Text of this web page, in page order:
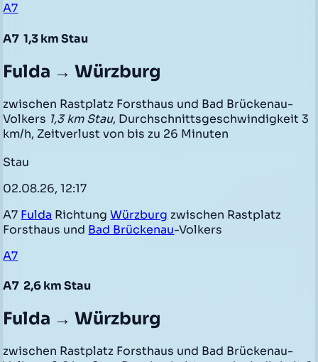
A7
A7 1,3 km Stau
Fulda → Würzburg
zwischen Rastplatz Forsthaus und Bad Brückenau-
Volkers 1,3 km Stau, Durchschnittsgeschwindigkeit 3
km/h, Zeitverlust von bis zu 26 Minuten
Stau
02.08.26, 12:17
A7 Fulda RichtungWürzburg zwischen Rastplatz
Forsthaus und Bad Brückenau-Volkers
A7
A7 2,6 km Stau
Fulda → Würzburg
zwischen Rastplatz Forsthaus und Bad Brückenau-